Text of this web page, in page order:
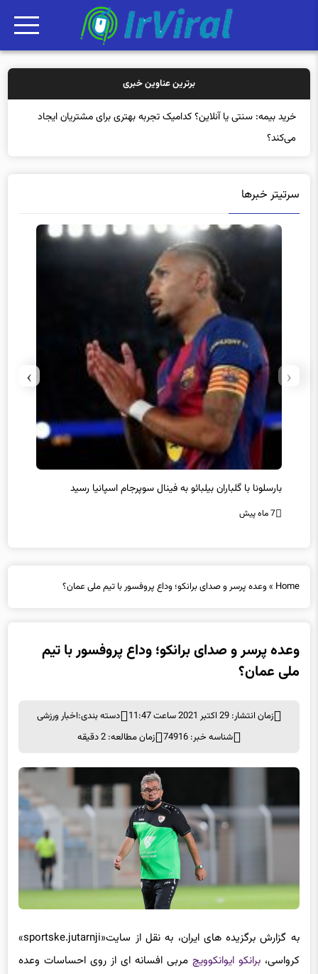
برترین عناوین خبری
خرید بیمه: سنتی یا آنلاین؟ کدامیک تجربه بهتری برای مشتریان ایجاد
می‌کند؟
سرتیتر خبرها
سرمربی جدید تیم هوادار انتخاب شد
7 ماه پیش
‹
›
Home
» وعده پرسر و صدای برانکو؛ وداع پروفسور با تیم ملی عمان؟
وعده پرسر و صدای برانکو؛ وداع پروفسور با تیم
ملی عمان؟
زمان انتشار: 29 اکتبر 2021 ساعت 11:47 دسته بندی:اخبار ورزشی
شناسه خبر: 74916
زمان مطالعه: 2 دقیقه
به گزارش برگزیده های ایران، به نقل از سایت«sportske.jutarnji»
کرواسی،برانکو ایوانکوویچ مربی افسانه ای از روی احساسات وعده